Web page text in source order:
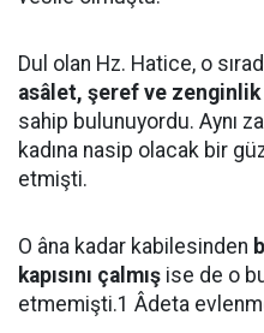
Dul olan Hz. Hatice, o
asâlet, şeref ve zenginlik
sahip bulunuyordu. Aynı
kadına nasip olacak bir
etmişti.
O âna kadar kabilesinden
kapısını çalmış ise de o
etmemişti.1 Âdeta